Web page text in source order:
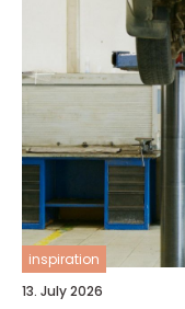
inspiration
13. July 2026